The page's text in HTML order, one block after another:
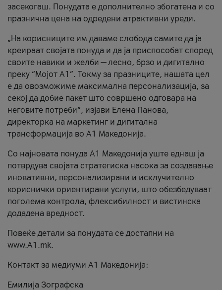
засекогаш. Понудата е дополнително збогатена и со
празнична цена на одредени атрактивни уреди.
„На корисниците им даваме слобода самите да ја
креираат својата понуда и да ја приспособат според
своите навики и желби — лесно, брзо и дигитално
преку “Мојот А1”. Токму за празниците, нашата цел
е да овозможиме максимална персонализација, за
секој да добие пакет што совршено одговара на
неговите потреби“, изјави Елена Панова,
директорка на маркетинг и дигитална
трансформација во А1 Македонија.
Со најновата понуда А1 Македонија уште еднаш ја
потврдува својата стратегиска насока за создавање
иновативни, персонализирани и исклучително
кориснички ориентирани услуги, што обезбедуваат
поголема контрола, флексибилност и вистинска
додадена вредност.
Повеќе детали за понудата се достапни на
www.А1.mk.
Контакт за медиуми А1 Македонија:
Емилија Зографска